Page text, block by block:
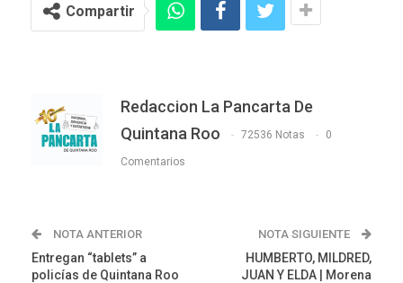
Compartir
Redaccion La Pancarta De
Quintana Roo
72536 Notas 0
Comentarios
NOTA ANTERIOR
Entregan “tablets” a
policías de Quintana Roo
NOTA SIGUIENTE
HUMBERTO, MILDRED,
JUAN Y ELDA | Morena